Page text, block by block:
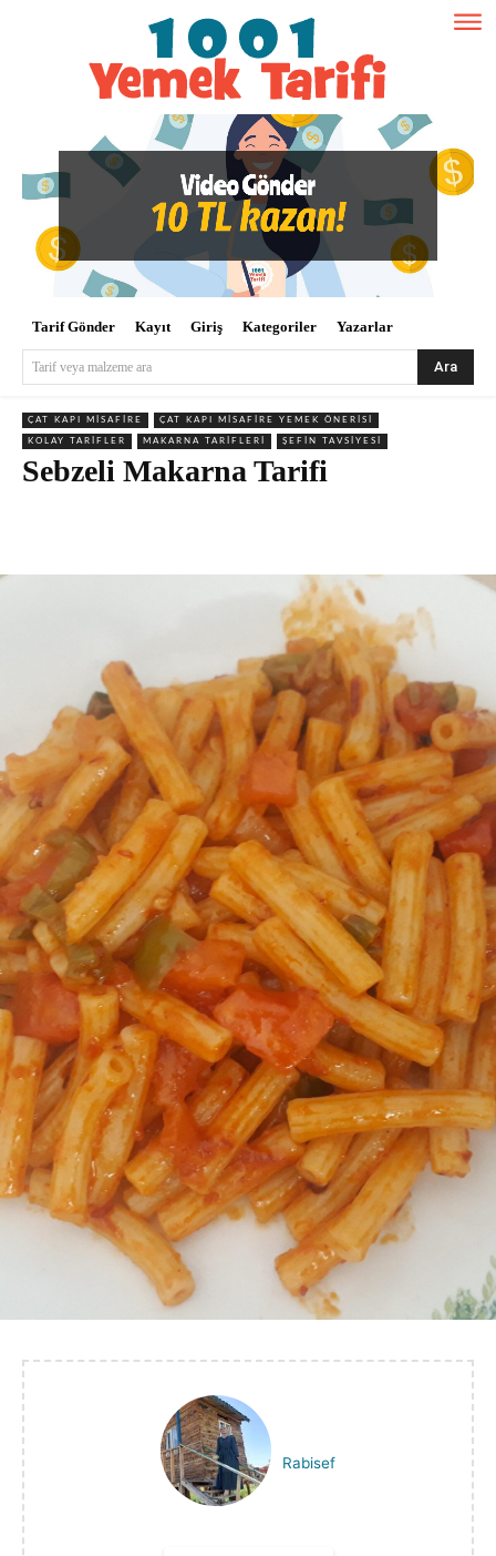
Tarif Gönder Kayıt Giriş Kategoriler Yazarlar
Tarif veya malzeme ara Ara
ÇAT KAPI MISAFIRE ÇAT KAPI MISAFIRE YEMEK ÖNERISI
KOLAY TARIFLER MAKARNA TARIFLERI ŞEFIN TAVSIYESI
Sebzeli Makarna Tarifi
Rabisef